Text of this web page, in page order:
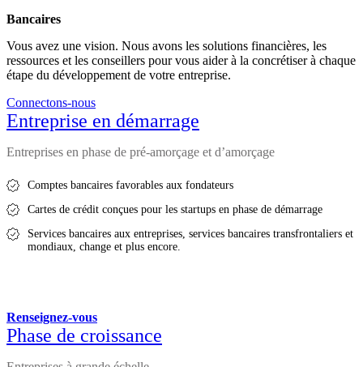
Bancaires
Vous avez une vision. Nous avons les solutions financières, les
ressources et les conseillers pour vous aider à la concrétiser à chaque
étape du développement de votre entreprise.
Connectons-nous
Entreprise en démarrage
Entreprises en phase de pré-amorçage et d’amorçage
Comptes bancaires favorables aux fondateurs
Cartes de crédit conçues pour les startups en phase de démarrage
Services bancaires aux entreprises, services bancaires transfrontaliers et
mondiaux, change et plus encore.
Renseignez-vous
Phase de croissance